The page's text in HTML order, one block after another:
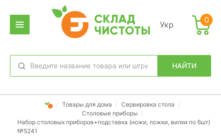
Укр
НАЙТИ
избранное вход
0
/ Товары для дома / Сервировка стола /
Столовые приборы /
Набор столовых приборов+подставка (ножи, ложки, вилки по 6шт)
№5241